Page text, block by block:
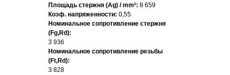
Площадь стержня (Ag) / mm²: 8 659
Коэф. напряженности: 0,55
Номинальное сопротивление стержня
(Fg,Rd):
3 936
Номинальное сопротивление резьбы
(Ft,Rd):
3 828